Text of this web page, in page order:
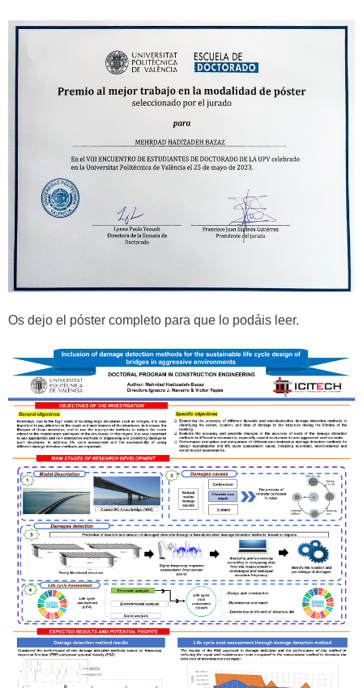
Os dejo el póster completo para que lo podáis leer.